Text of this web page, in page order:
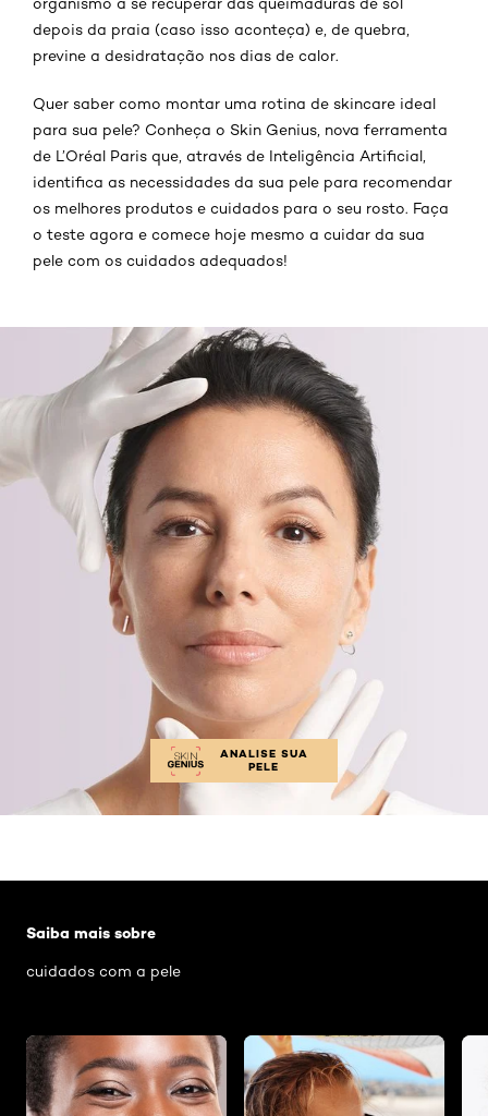
organismo a se recuperar das queimaduras de sol
depois da praia (caso isso aconteça) e, de quebra,
previne a desidratação nos dias de calor.
Quer saber como montar uma rotina de skincare ideal
para sua pele? Conheça o Skin Genius, nova ferramenta
de L’Oréal Paris que, através de Inteligência Artificial,
identifica as necessidades da sua pele para recomendar
os melhores produtos e cuidados para o seu rosto. Faça
o teste agora e comece hoje mesmo a cuidar da sua
pele com os cuidados adequados!
ANALISE SUA
PELE
Saiba mais sobre
cuidados com a pele